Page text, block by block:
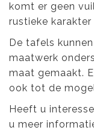
komt er geen
rustieke
De tafels
maatwerk
maat gemaakt.
ook tot de
Heeft u
u meer